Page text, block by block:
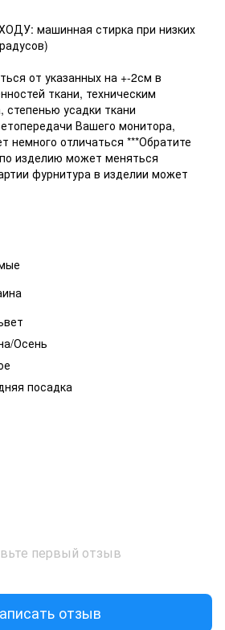
машинная стирка при низких
от указанных на +-2см в
ткани, техническим
усадки ткани
Вашего монитора,
немного отличаться ***Обратите
изделию может меняться
фурнитура в изделии может
Осень
посадка
первый отзыв
отзыв